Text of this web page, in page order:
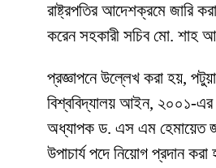
রাষ্ট্রপতির আদেশক্রমে জারি
করেন সহকারী সচিব মো. শাহ
প্রজ্ঞাপনে উল্লেখ করা হয়,
বিশ্ববিদ্যালয় আইন, ২০০১-এর
অধ্যাপক ড. এস এম হেমায়েত
উপাচার্য পদে নিয়োগ প্রদান করা